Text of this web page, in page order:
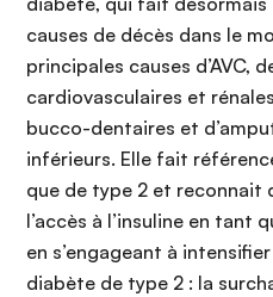
causes de décès dans le
principales causes d’AVC,
cardiovasculaires et
bucco-dentaires et
inférieurs. Elle fait
que de type 2 et reconnait
l’accès à l’insuline en tant
en s’engageant à
diabète de type 2 : la